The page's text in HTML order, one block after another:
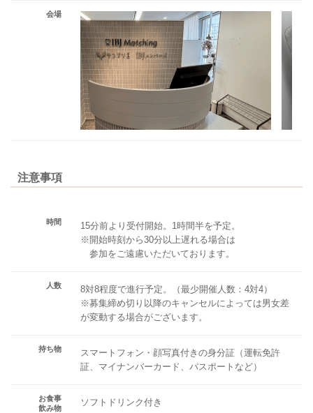
会場
注意事項
時間
15分前より受付開始。1時間半を予定。
※開始時刻から30分以上遅れる場合は
参加をご遠慮いただいております。
人数
8対8程度で進行予定。（最少開催人数：4対4）
※募集締め切り以降のキャンセルによっては男女差
が変動する場合がございます。
持ち物
スマートフォン・顔写真付きの身分証（運転免許
証、マイナンバーカード、パスポートなど）
お食事
飲み物
ソフトドリンク付き